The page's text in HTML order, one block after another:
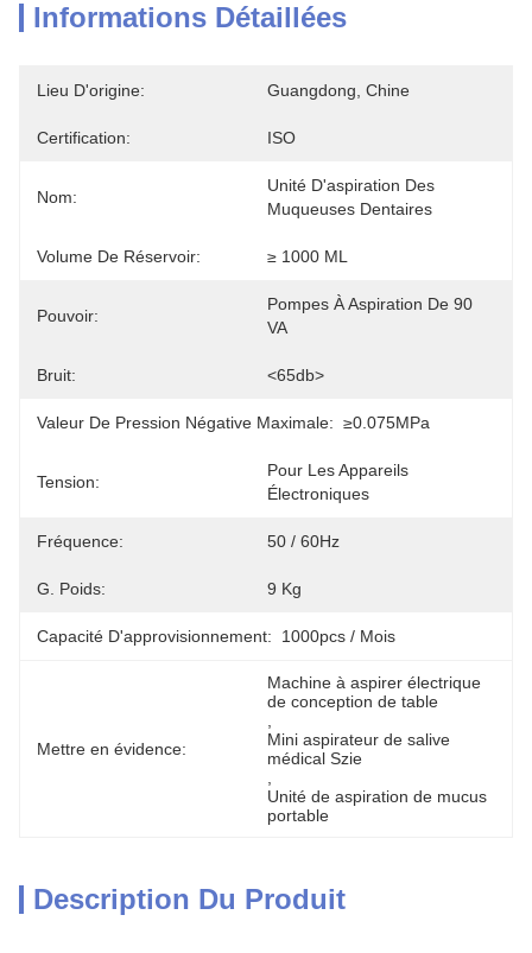
Informations Détaillées
Lieu D'origine: Guangdong, Chine
Certification: ISO
Nom:
Unité D'aspiration Des
Muqueuses Dentaires
Volume De Réservoir: ≥ 1000 ML
Pouvoir:
Pompes À Aspiration De 90
VA
Bruit: <65db>
Valeur De Pression Négative Maximale: ≥0.075MPa
Tension:
Pour Les Appareils
Électroniques
Fréquence: 50 / 60Hz
G. Poids: 9 Kg
Capacité D'approvisionnement: 1000pcs / Mois
Mettre en évidence:
Machine à aspirer électrique
de conception de table
Mini aspirateur de salive
médical Szie
Unité de aspiration de mucus
portable
Description Du Produit